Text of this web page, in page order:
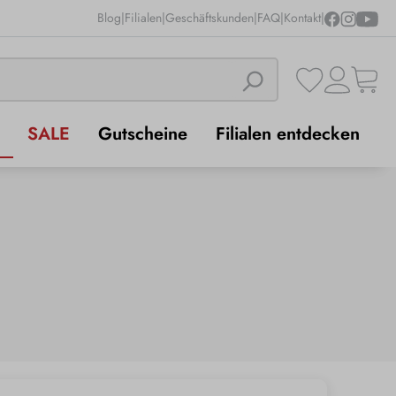
Blog|Filialen|Geschäftskunden|FAQ|Kontakt|
SALE Gutscheine Filialen entdecken